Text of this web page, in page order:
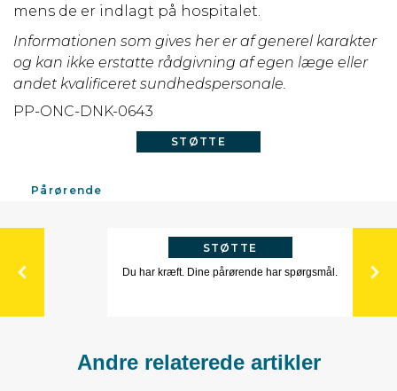
mens de er indlagt på hospitalet.
Informationen som gives her er af generel karakter
og kan ikke erstatte rådgivning af egen læge eller
andet kvalificeret sundhedspersonale.
PP-ONC-DNK-0643
STØTTE
Pårørende
STØTTE
Du har kræft. Dine pårørende har spørgsmål.
Andre relaterede artikler